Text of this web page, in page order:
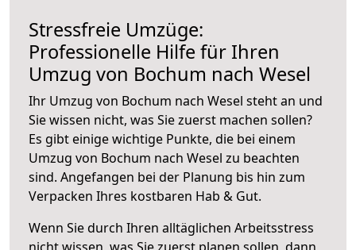
Stressfreie Umzüge:
Professionelle Hilfe für Ihren
Umzug von Bochum nach Wesel
Ihr Umzug von Bochum nach Wesel steht an und
Sie wissen nicht, was Sie zuerst machen sollen?
Es gibt einige wichtige Punkte, die bei einem
Umzug von Bochum nach Wesel zu beachten
sind. Angefangen bei der Planung bis hin zum
Verpacken Ihres kostbaren Hab & Gut.
Wenn Sie durch Ihren alltäglichen Arbeitsstress